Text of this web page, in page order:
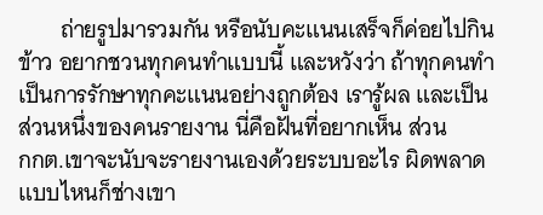
ถ่ายรูปมารวมกัน หรือนับคะแนนเสร็จก็ค่อยไปกิน
ข้าว อยากชวนทุกคนทำแบบนี้ และหวังว่า ถ้าทุกคนทำ
เป็นการรักษาทุกคะแนนอย่างถูกต้อง เรารู้ผล และเป็น
ส่วนหนึ่งของคนรายงาน นี่คือฝันที่อยากเห็น ส่วน
กกต.เขาจะนับจะรายงานเองด้วยระบบอะไร ผิดพลาด
แบบไหนก็ช่างเขา